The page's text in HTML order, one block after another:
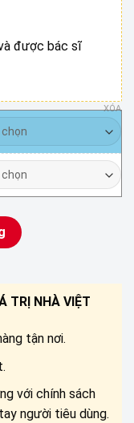
được bác sĩ
XÓA
TRỊ NHÀ VIỆT
tận nơi.
với chính sách
người tiêu dùng.